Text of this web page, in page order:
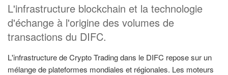
L'infrastructure blockchain et la technologie
d'échange à l'origine des volumes de
transactions du DIFC.
L'infrastructure de Crypto Trading dans le DIFC repose sur un
mélange de plateformes mondiales et régionales. Les moteurs